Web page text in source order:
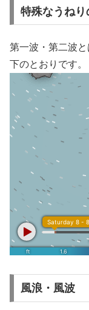
特殊なうねり
第一波・第二波
下のとおりです。
風浪・風波